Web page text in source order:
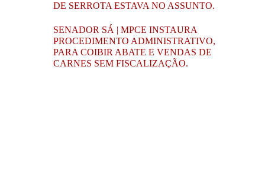
DE SERROTA ESTAVA NO ASSUNTO.
SENADOR SÁ | MPCE INSTAURA
PROCEDIMENTO ADMINISTRATIVO,
PARA COIBIR ABATE E VENDAS DE
CARNES SEM FISCALIZAÇÃO.